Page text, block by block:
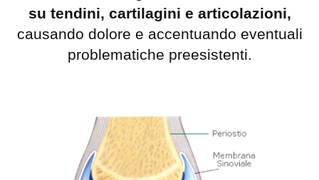
su tendini, cartilagini e articolazioni,
causando dolore e accentuando eventuali
problematiche preesistenti.